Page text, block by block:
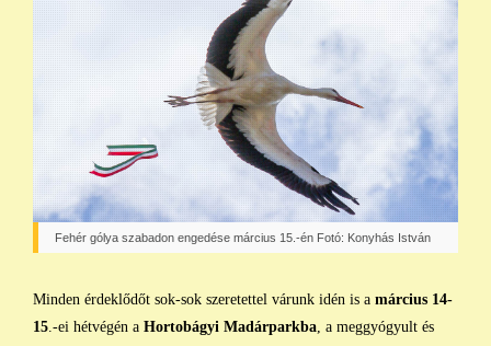
Fehér gólya szabadon engedése március 15.-én Fotó: Konyhás István
Minden érdeklődőt sok-sok szeretettel várunk idén is a március 14-
15.-ei hétvégén a Hortobágyi Madárparkba, a meggyógyult és